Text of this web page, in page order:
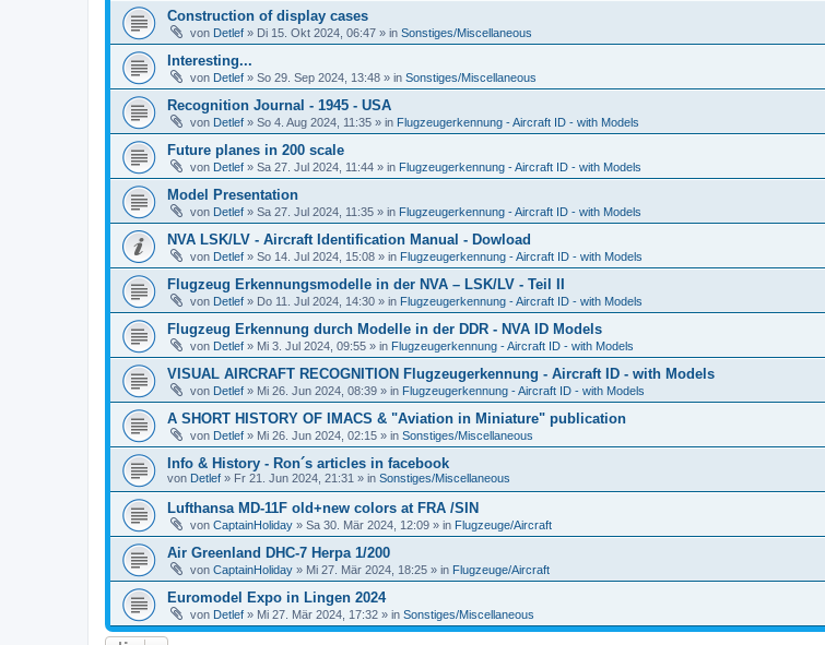
Construction of display cases
von Detlef » Di 15. Okt 2024, 06:47 » in Sonstiges/Miscellaneous
Interesting...
von Detlef » So 29. Sep 2024, 13:48 » in Sonstiges/Miscellaneous
Recognition Journal - 1945 - USA
von Detlef » So 4. Aug 2024, 11:35 » in Flugzeugerkennung - Aircraft ID - with Models
Future planes in 200 scale
von Detlef » Sa 27. Jul 2024, 11:44 » in Flugzeugerkennung - Aircraft ID - with Models
Model Presentation
von Detlef » Sa 27. Jul 2024, 11:35 » in Flugzeugerkennung - Aircraft ID - with Models
NVA LSK/LV - Aircraft Identification Manual - Dowload
von Detlef » So 14. Jul 2024, 15:08 » in Flugzeugerkennung - Aircraft ID - with Models
Flugzeug Erkennungsmodelle in der NVA – LSK/LV - Teil II
von Detlef » Do 11. Jul 2024, 14:30 » in Flugzeugerkennung - Aircraft ID - with Models
Flugzeug Erkennung durch Modelle in der DDR - NVA ID Models
von Detlef » Mi 3. Jul 2024, 09:55 » in Flugzeugerkennung - Aircraft ID - with Models
VISUAL AIRCRAFT RECOGNITION Flugzeugerkennung - Aircraft ID - with Models
von Detlef » Mi 26. Jun 2024, 08:39 » in Flugzeugerkennung - Aircraft ID - with Models
A SHORT HISTORY OF IMACS & "Aviation in Miniature" publication
von Detlef » Mi 26. Jun 2024, 02:15 » in Sonstiges/Miscellaneous
Info & History - Ron´s articles in facebook
von Detlef » Fr 21. Jun 2024, 21:31 » in Sonstiges/Miscellaneous
Lufthansa MD-11F old+new colors at FRA /SIN
von CaptainHoliday » Sa 30. Mär 2024, 12:09 » in Flugzeuge/Aircraft
Air Greenland DHC-7 Herpa 1/200
von CaptainHoliday » Mi 27. Mär 2024, 18:25 » in Flugzeuge/Aircraft
Euromodel Expo in Lingen 2024
von Detlef » Mi 27. Mär 2024, 17:32 » in Sonstiges/Miscellaneous